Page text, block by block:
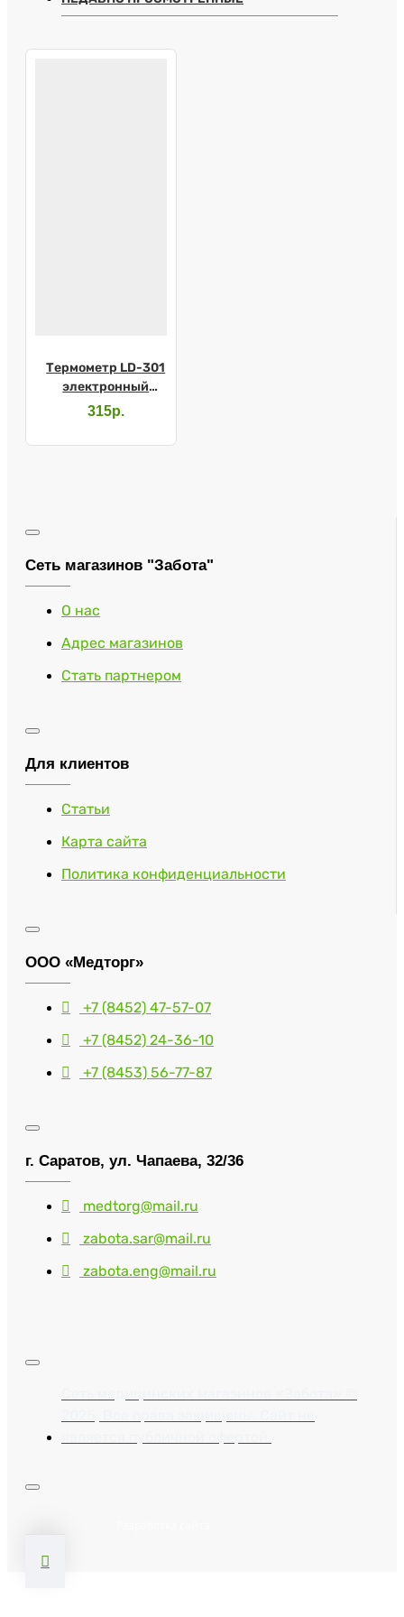
Термометр LD-301
электронный
цифровой
315р.
Сеть магазинов "Забота"
О нас
Адрес магазинов
Стать партнером
Для клиентов
Статьи
Карта сайта
Политика конфиденциальности
ООО «Медторг»
+7 (8452) 47-57-07
+7 (8452) 24-36-10
+7 (8453) 56-77-87
г. Саратов, ул. Чапаева, 32/36
medtorg@mail.ru
zabota.sar@mail.ru
zabota.eng@mail.ru